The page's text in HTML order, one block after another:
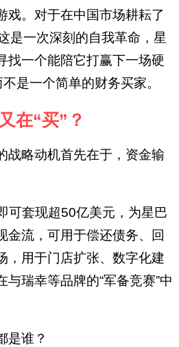
戏。对于在中国市场耕耘了
是一次深刻的自我革命，星
找一个能陪它打赢下一场硬
是一个简单的财务买家。
在“买”？
战略动机首先在于，资金输
可套现超50亿美元，为星巴
金流，可用于偿还债务、回
，用于门店扩张、数字化建
瑞幸等品牌的“军备竞赛”中
是谁？